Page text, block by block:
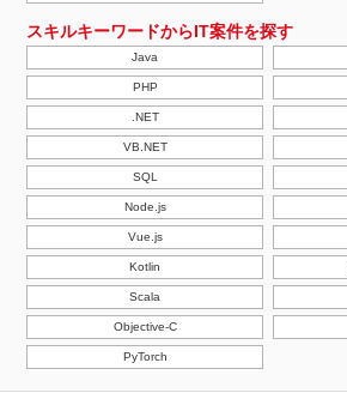
スキルキーワードからIT案件を探す
Java
PHP
.NET
VB.NET
SQL
Node.js
Vue.js
Kotlin
Scala
Objective-C
PyTorch